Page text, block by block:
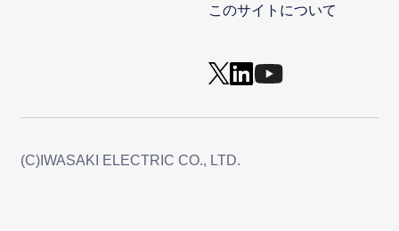
このサイトについて
(C)IWASAKI ELECTRIC CO., LTD.